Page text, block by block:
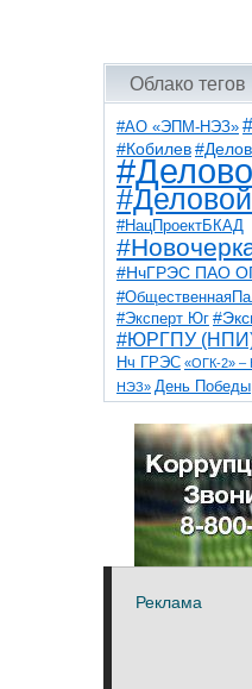
Облако тегов
#АО «ЭПМ-НЭЗ»
#Кобилев
#НацПроектБКАД
#НчГРЭС ПАО
#Эксперт Юг
#ЮРГПУ
Нч ГРЭС «ОГК-2» –
НЭЗ» День Победы
НчГРЭС
детидороги
общественная
спорт театр
Реклама